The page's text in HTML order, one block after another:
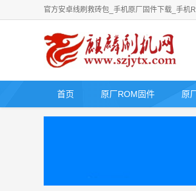
官方安卓线刷救砖包_手机原厂固件下载_手机
首页 原厂ROM固件 原